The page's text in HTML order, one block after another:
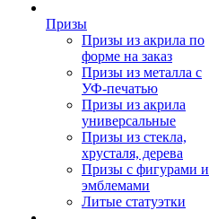
Призы
Призы из акрила по
форме на заказ
Призы из металла с
УФ-печатью
Призы из акрила
универсальные
Призы из стекла,
хрусталя, дерева
Призы с фигурами и
эмблемами
Литые статуэтки